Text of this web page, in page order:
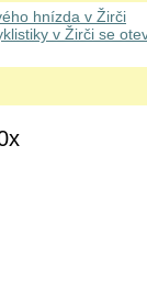
hnízda v Žirči
v Žirči se